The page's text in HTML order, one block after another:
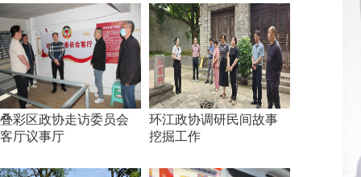
叠彩区政协走访委员会
客厅议事厅
环江政协调研民间故事
挖掘工作